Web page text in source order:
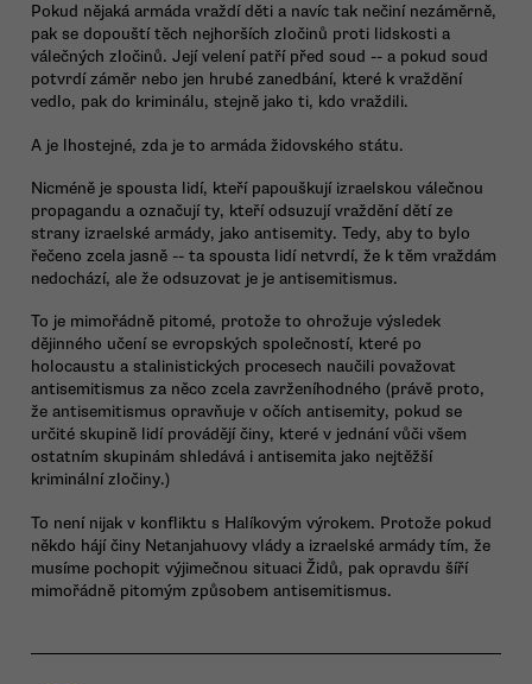
Pokud nějaká armáda vraždí děti a navíc tak nečiní nezáměrně,
pak se dopouští těch nejhorších zločinů proti lidskosti a
válečných zločinů. Její velení patří před soud -- a pokud soud
potvrdí záměr nebo jen hrubé zanedbání, které k vraždění
vedlo, pak do kriminálu, stejně jako ti, kdo vraždili.
A je lhostejné, zda je to armáda židovského státu.
Nicméně je spousta lidí, kteří papouškují izraelskou válečnou
propagandu a označují ty, kteří odsuzují vraždění dětí ze
strany izraelské armády, jako antisemity. Tedy, aby to bylo
řečeno zcela jasně -- ta spousta lidí netvrdí, že k těm vraždám
nedochází, ale že odsuzovat je je antisemitismus.
To je mimořádně pitomé, protože to ohrožuje výsledek
dějinného učení se evropských společností, které po
holocaustu a stalinistických procesech naučili považovat
antisemitismus za něco zcela zavrženíhodného (právě proto,
že antisemitismus opravňuje v očích antisemity, pokud se
určité skupině lidí provádějí činy, které v jednání vůči všem
ostatním skupinám shledává i antisemita jako nejtěžší
kriminální zločiny.)
To není nijak v konfliktu s Halíkovým výrokem. Protože pokud
někdo hájí činy Netanjahuovy vlády a izraelské armády tím, že
musíme pochopit výjimečnou situaci Židů, pak opravdu šíří
mimořádně pitomým způsobem antisemitismus.